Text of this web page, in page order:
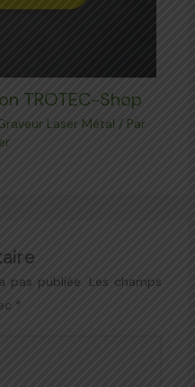
TROTEC-Shop
Laser Métal / Par
pas publiée.
Les champs
*